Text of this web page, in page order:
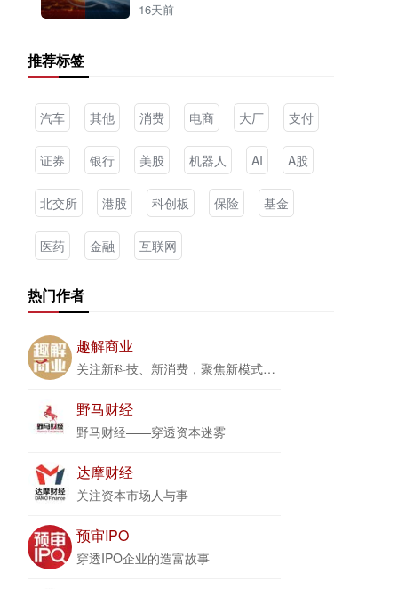
16天前
推荐标签
汽车 其他 消费 电商 大厂 支付
证券 银行 美股 机器人 AI A股
北交所 港股 科创板 保险 基金
医药 金融 互联网
热门作者
趣解商业
关注新科技、新消费，聚焦新模式、新商业
野马财经
野马财经——穿透资本迷雾
达摩财经
关注资本市场人与事
预审IPO
穿透IPO企业的造富故事